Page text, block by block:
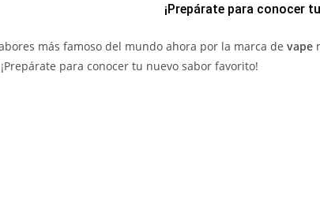
¡Prepárate para conocer
más famoso del mundo ahora por la marca de vape
para conocer tu nuevo sabor favorito!